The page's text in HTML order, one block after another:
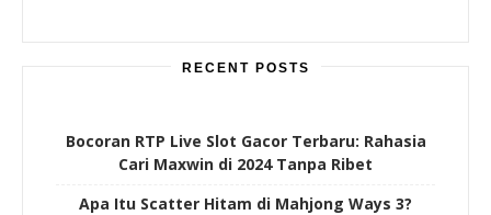
RECENT POSTS
Bocoran RTP Live Slot Gacor Terbaru: Rahasia
Cari Maxwin di 2024 Tanpa Ribet
Apa Itu Scatter Hitam di Mahjong Ways 3?